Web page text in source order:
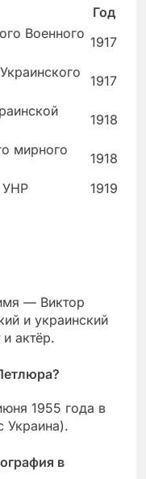
Год
Военного
1917
1917
1918
мирного
1918
УНР
1919
— Виктор
и украинский
актёр.
1955 года в
Украина).
в